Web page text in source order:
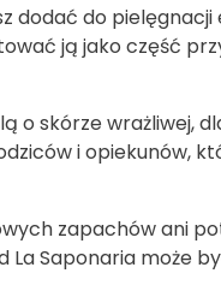
dodać do pielęgnacji
ją jako część
o skórze wrażliwej,
i opiekunów,
zapachów ani
Saponaria może